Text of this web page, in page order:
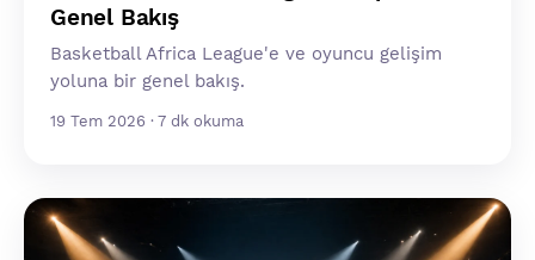
Genel Bakış
Basketball Africa League'e ve oyuncu gelişim
yoluna bir genel bakış.
19 Tem 2026 · 7 dk okuma